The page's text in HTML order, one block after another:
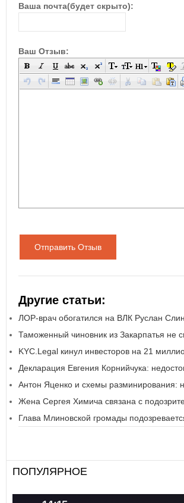
Ваша почта(будет скрыто):
Ваш Отзыв:
Отправить Отзыв
Другие статьи:
ЛОР-врач обогатился на ВЛК Руслан
Таможенный чиновник из Закарпатья не
KYС.Legal кинул инвесторов на 21
Декларация Евгения Корнийчука:
Антон Яценко и схемы разминирования:
Жена Сергея Химича связана с
Глава Млиновской громады
ПОПУЛЯРНОЕ